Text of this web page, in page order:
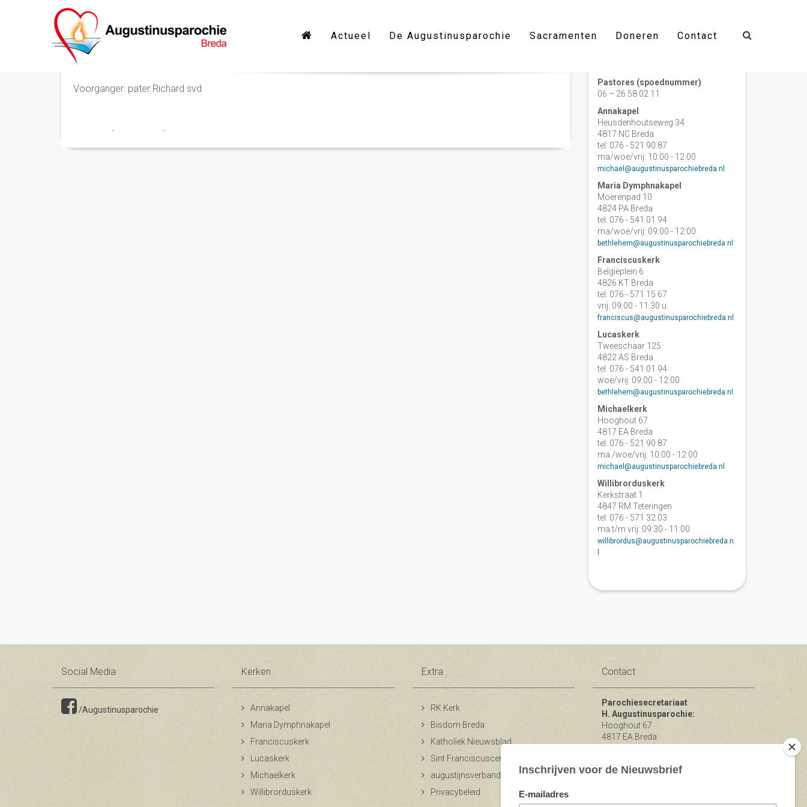
Actueel De Augustinusparochie Sacramenten Doneren Contact
Eucharistieviering
Voorganger: pater Richard svd
- -
Pastores (spoednummer)
06 – 26 58 02 11
Annakapel
Heusdenhoutseweg 34
4817 NC Breda
tel: 076 - 521 90 87
ma/woe/vrij: 10:00 - 12:00
michael@augustinusparochiebreda.nl
Maria Dymphnakapel
Moerenpad 10
4824 PA Breda
tel: 076 - 541 01 94
ma/woe/vrij: 09:00 - 12:00
bethlehem@augustinusparochiebreda.nl
Franciscuskerk
Belgiëplein 6
4826 KT Breda
tel: 076 - 571 15 67
vrij: 09:00 - 11.30 u
franciscus@augustinusparochiebreda.nl
Lucaskerk
Tweeschaar 125
4822 AS Breda
tel: 076 - 541 01 94
woe/vrij: 09:00 - 12:00
bethlehem@augustinusparochiebreda.nl
Michaelkerk
Hooghout 67
4817 EA Breda
tel: 076 - 521 90 87
ma /woe/vrij: 10:00 - 12:00
michael@augustinusparochiebreda.nl
Willibrorduskerk
Kerkstraat 1
4847 RM Teteringen
tel: 076 - 571 32 03
ma t/m vrij: 09:30 - 11:00
willibrordus@augustinusparochiebreda.n
Social Media
/Augustinusparochie
Kerken
Annakapel
Maria Dymphnakapel
Franciscuskerk
Lucaskerk
Michaelkerk
Willibrorduskerk
Extra
RK Kerk
Bisdom Breda
Katholiek Nieuwsblad
Sint Franciscuscentrum
augustijnsverband.nl
Privacybeleid
Contact
Parochiesecretariaat
H. Augustinusparochie:
Hooghout 67
4817 EA Breda
Bereikbaar op ma-woe-vrijdag van